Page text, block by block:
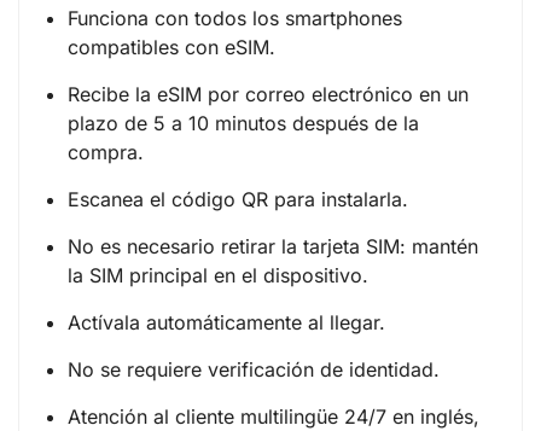
Funciona con todos los smartphones
compatibles con eSIM.
Recibe la eSIM por correo electrónico en un
plazo de 5 a 10 minutos después de la
compra.
Escanea el código QR para instalarla.
No es necesario retirar la tarjeta SIM: mantén
la SIM principal en el dispositivo.
Actívala automáticamente al llegar.
No se requiere verificación de identidad.
Atención al cliente multilingüe 24/7 en inglés,